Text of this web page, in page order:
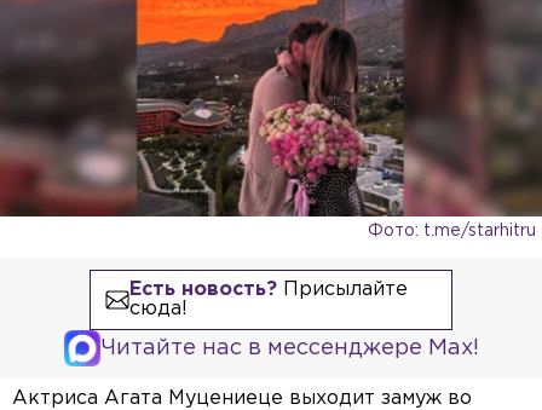
Фото: t.me/starhitru
Есть новость?Присылайте
сюда!
Читайте нас в мессенджере Max!
Актриса Агата Муцениеце выходит замуж во